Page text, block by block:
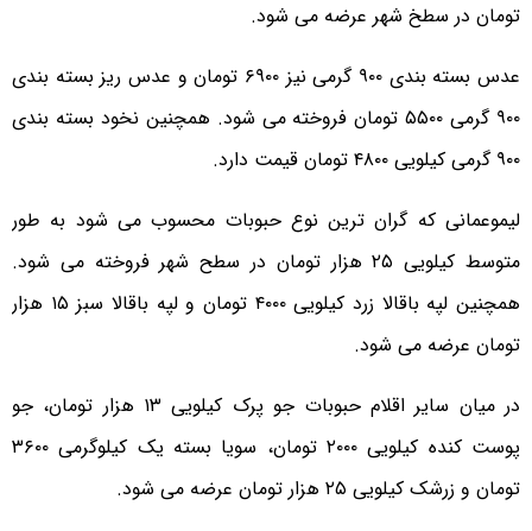
تومان در سطخ شهر عرضه می شود.
عدس بسته بندی ۹۰۰ گرمی نیز ۶۹۰۰ تومان و عدس ریز بسته بندی
۹۰۰ گرمی ۵۵۰۰ تومان فروخته می شود. همچنین نخود بسته بندی
۹۰۰ گرمی کیلویی ۴۸۰۰ تومان قیمت دارد.
لیموعمانی که گران ترین نوع حبوبات محسوب می شود به طور
متوسط کیلویی ۲۵ هزار تومان در سطح شهر فروخته می شود.
همچنین لپه باقالا زرد کیلویی ۴۰۰۰ تومان و لپه باقالا سبز ۱۵ هزار
تومان عرضه می شود.
در میان سایر اقلام حبوبات جو پرک کیلویی ۱۳ هزار تومان، جو
پوست کنده کیلویی ۲۰۰۰ تومان، سویا بسته یک کیلوگرمی ۳۶۰۰
تومان و زرشک کیلویی ۲۵ هزار تومان عرضه می شود.